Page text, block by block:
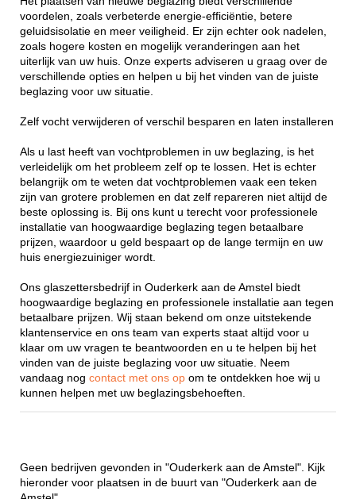
voordelen, zoals verbeterde energie-efficiëntie, betere
geluidsisolatie en meer veiligheid. Er zijn echter ook nadelen,
zoals hogere kosten en mogelijk veranderingen aan het
uiterlijk van uw huis. Onze experts adviseren u graag over de
verschillende opties en helpen u bij het vinden van de juiste
beglazing voor uw situatie.
Zelf vocht verwijderen of verschil besparen en laten installeren
Als u last heeft van vochtproblemen in uw beglazing, is het
verleidelijk om het probleem zelf op te lossen. Het is echter
belangrijk om te weten dat vochtproblemen vaak een teken
zijn van grotere problemen en dat zelf repareren niet altijd de
beste oplossing is. Bij ons kunt u terecht voor professionele
installatie van hoogwaardige beglazing tegen betaalbare
prijzen, waardoor u geld bespaart op de lange termijn en uw
huis energiezuiniger wordt.
Ons glaszettersbedrijf in Ouderkerk aan de Amstel biedt
hoogwaardige beglazing en professionele installatie aan tegen
betaalbare prijzen. Wij staan bekend om onze uitstekende
klantenservice en ons team van experts staat altijd voor u
klaar om uw vragen te beantwoorden en u te helpen bij het
vinden van de juiste beglazing voor uw situatie. Neem
vandaag nog contact met ons op om te ontdekken hoe wij u
kunnen helpen met uw beglazingsbehoeften.
Geen bedrijven gevonden in "Ouderkerk aan de Amstel". Kijk
hieronder voor plaatsen in de buurt van "Ouderkerk aan de